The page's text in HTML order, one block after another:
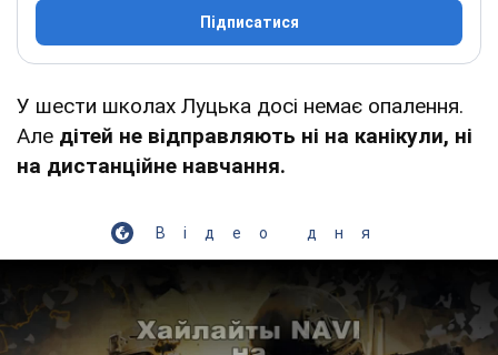
Підписатися
У шести школах Луцька досі немає опалення.
Але дітей не відправляють ні на канікули, ні
на дистанційне навчання.
Відео дня